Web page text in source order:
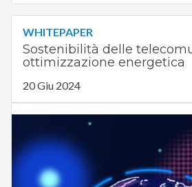
WHITEPAPER
Sostenibilità delle
ottimizzazione energetica
20 Giu 2024